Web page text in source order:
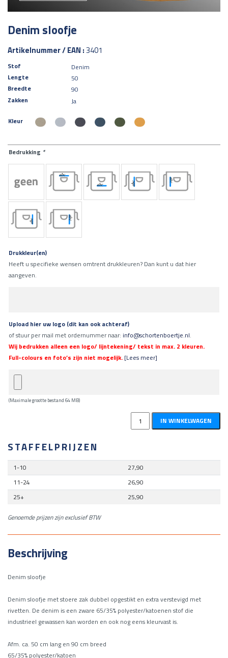
Denim sloofje
Artikelnummer / EAN :3401
Stof
Denim
Lengte
50
Breedte
90
Zakken
Ja
Kleur
Bedrukking *
Drukkleur(en)
Heeft u specifieke wensen omtrent drukkleuren? Dan kunt u dat hier
aangeven.
Upload hier uw logo (dit kan ook achteraf)
of stuur per mail met ordernummer naar: info@schortenboertje.nl.
Wij bedrukken alleen een logo/ lijntekening/ tekst in max. 2 kleuren.
Full-colours en foto’s zijn niet mogelijk. [Lees meer]
(Maximale grootte bestand 64 MB)
Denim
sloofje
IN WINKELWAGEN
STAFFELPRIJZEN
1-10
27,90
11-24
26,90
25+
25,90
Genoemde prijzen zijn exclusief BTW
Beschrijving
Denim sloofje
Denim sloofje met stoere zak dubbel opgestikt en extra verstevigd met
rivetten. De denim is een zware 65/35% polyester/katoenen stof die
industrieel gewassen kan worden en ook nog eens kleurvast is.
Afm. ca. 50 cm lang en 90 cm breed
65/35% polyester/katoen